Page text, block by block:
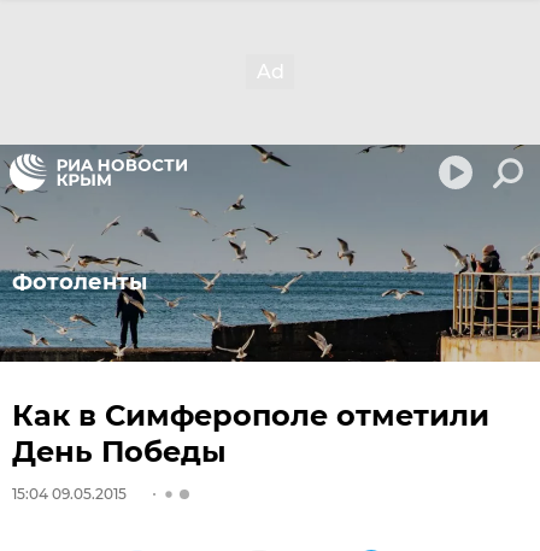
Фотоленты
Как в Симферополе отметили
День Победы
15:04 09.05.2015